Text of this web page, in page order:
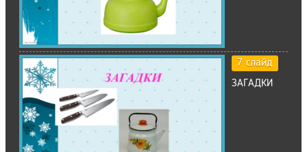
7 слайд
ЗАГАДКИ